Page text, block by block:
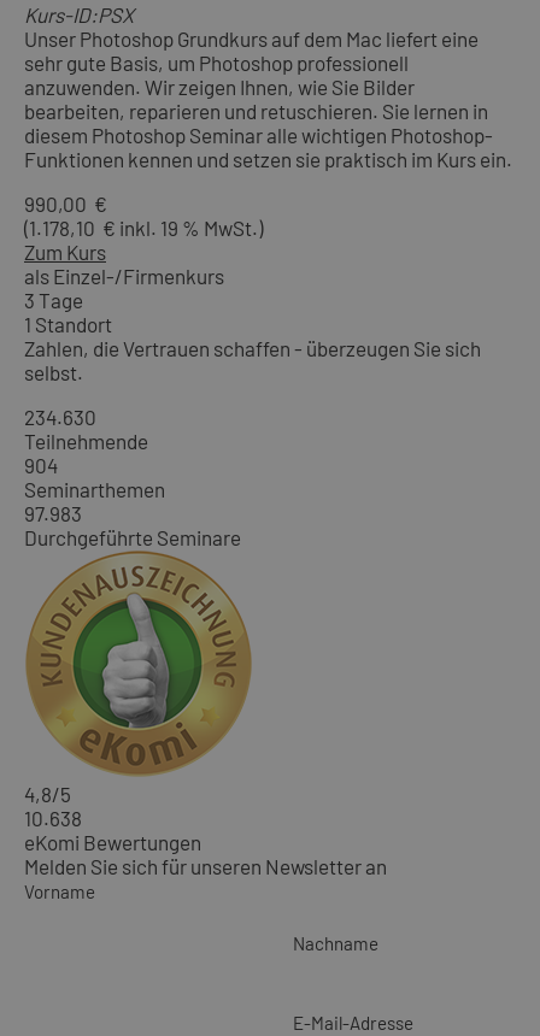
Kurs-ID:PSX
Unser Photoshop Grundkurs auf dem Mac liefert eine
sehr gute Basis, um Photoshop professionell
anzuwenden. Wir zeigen Ihnen, wie Sie Bilder
bearbeiten, reparieren und retuschieren. Sie lernen in
diesem Photoshop Seminar alle wichtigen Photoshop-
Funktionen kennen und setzen sie praktisch im Kurs ein.
990,00 €
(1.178,10 € inkl. 19 % MwSt.)
Zum Kurs
als Einzel-/Firmenkurs
3 Tage
1 Standort
Zahlen, die Vertrauen schaffen - überzeugen Sie sich
selbst.
234.630
Teilnehmende
904
Seminarthemen
97.983
Durchgeführte Seminare
4,8/5
10.638
eKomi Bewertungen
Melden Sie sich für unseren Newsletter an
Vorname
Nachname
E-Mail-Adresse